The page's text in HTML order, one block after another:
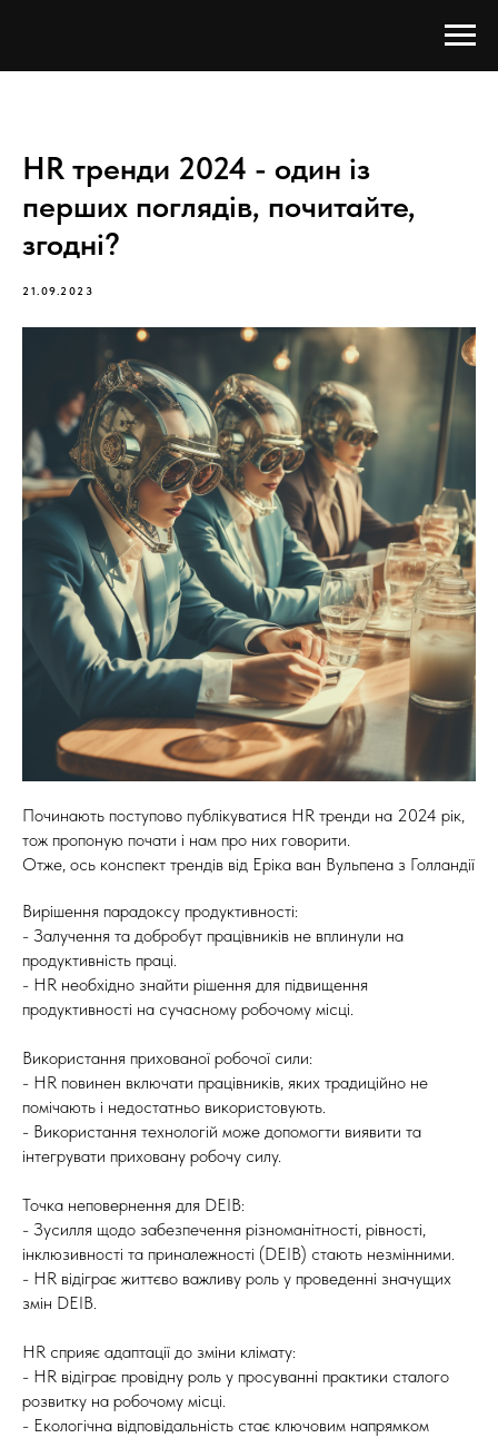
HR тренди 2024 - один із
перших поглядів, почитайте,
згодні?
21.09.2023
Починають поступово публікуватися HR тренди на 2024 рік,
тож пропоную почати і нам про них говорити.
Отже, ось конспект трендів від Еріка ван Вульпена з Голландії
Вирішення парадоксу продуктивності:
- Залучення та добробут працівників не вплинули на
продуктивність праці.
- HR необхідно знайти рішення для підвищення
продуктивності на сучасному робочому місці.
Використання прихованої робочої сили:
- HR повинен включати працівників, яких традиційно не
помічають і недостатньо використовують.
- Використання технологій може допомогти виявити та
інтегрувати приховану робочу силу.
Точка неповернення для DEIB:
- Зусилля щодо забезпечення різноманітності, рівності,
інклюзивності та приналежності (DEIB) стають незмінними.
- HR відіграє життєво важливу роль у проведенні значущих
змін DEIB.
HR сприяє адаптації до зміни клімату:
- HR відіграє провідну роль у просуванні практики сталого
розвитку на робочому місці.
- Екологічна відповідальність стає ключовим напрямком